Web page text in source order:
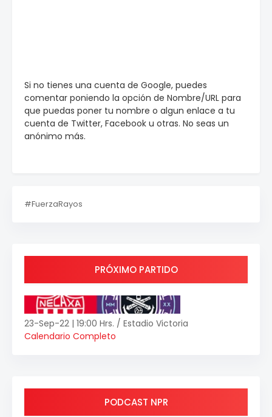
Si no tienes una cuenta de Google, puedes
comentar poniendo la opción de Nombre/URL para
que puedas poner tu nombre o algun enlace a tu
cuenta de Twitter, Facebook u otras. No seas un
anónimo más.
#FuerzaRayos
PRÓXIMO PARTIDO
23-Sep-22 | 19:00 Hrs. / Estadio Victoria
Calendario Completo
PODCAST NPR